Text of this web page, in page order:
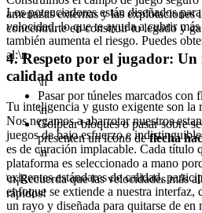
amenazas externas y las explotaciones
concentrarte en construir tu legado y
4. Respeto por el jugador:
calidad ante todo
Tu inteligencia y gusto exigente son la
Nos negamos a abarrotar nuestros
juegos de bajo esfuerzo e
es de curación implacable. Cada título
plataforma es seleccionado a mano
exigentes estándares de calidad,
enfoque se extiende a nuestra interfaz,
un rayo y diseñada para quitarse de en
Los potenciadores están diseñados
velocidad, lo que te ayuda a cubrir
también aumenta el riesgo. Puedes
al:\n
\n
Pasar por túneles marcados con
\n
Golpear bloques o pasar sobre
presenten un icono deflecha
\n
\n¡Recuerda que las velocidades más
rápidos!